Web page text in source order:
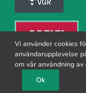
Vi använder cookies
användarupplevelse
om vår användning av
Ok